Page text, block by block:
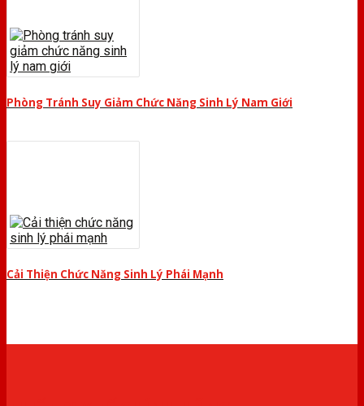
Phòng Tránh Suy Giảm Chức Năng Sinh Lý Nam Giới
Cải Thiện Chức Năng Sinh Lý Phái Mạnh